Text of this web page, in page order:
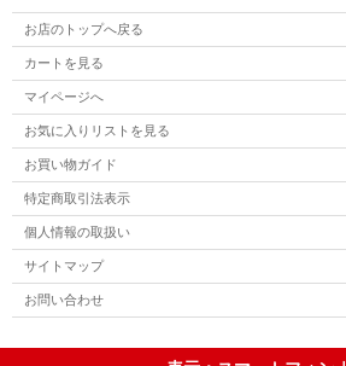
お店のトップへ戻る
カートを見る
マイページへ
お気に入りリストを見る
お買い物ガイド
特定商取引法表示
個人情報の取扱い
サイトマップ
お問い合わせ